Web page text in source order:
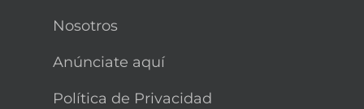
Nosotros
Anúnciate aquí
Política de Privacidad